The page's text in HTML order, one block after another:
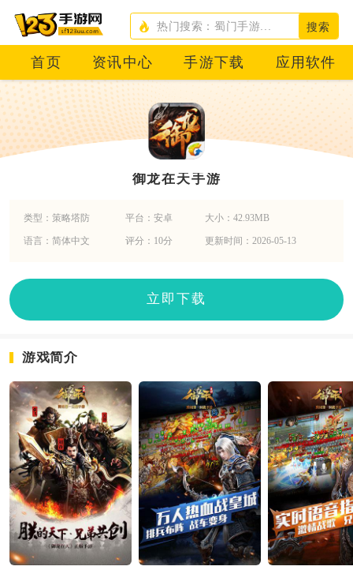
搜索
首页 资讯中心 手游下载 应用软件
御龙在天手游
类型：策略塔防 平台：安卓 大小：42.93MB
语言：简体中文 评分：10分 更新时间：2026-05-13
立即下载
游戏简介